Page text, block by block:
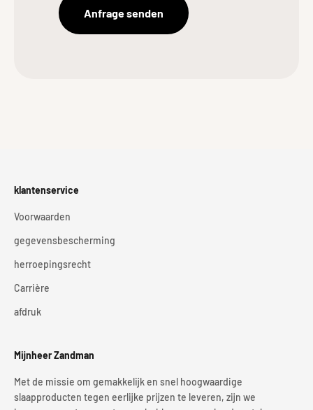
Anfrage senden
klantenservice
Voorwaarden
gegevensbescherming
herroepingsrecht
Carrière
afdruk
Mijnheer Zandman
Met de missie om gemakkelijk en snel hoogwaardige
slaapproducten tegen eerlijke prijzen te leveren, zijn we